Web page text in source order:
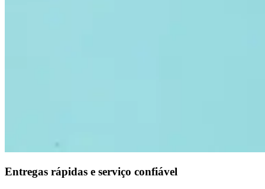
Entregas rápidas e serviço confiável